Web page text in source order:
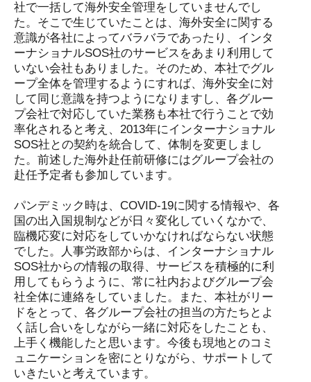
社で一括して海外安全管理をしていませんでし
た。そこで生じていたことは、海外安全に関する
意識が各社によってバラバラであったり、インタ
ーナショナルSOS社のサービスをあまり利用して
いない会社もありました。そのため、本社でグル
ープ全体を管理するようにすれば、海外安全に対
して同じ意識を持つようになりますし、各グルー
プ会社で対応していた業務も本社で行うことで効
率化されると考え、2013年にインターナショナル
SOS社との契約を統合して、体制を変更しまし
た。前述した海外赴任前研修にはグループ会社の
赴任予定者も参加しています。
パンデミック時は、COVID-19に関する情報や、各
国の出入国規制などが日々変化していくなかで、
臨機応変に対応をしていかなければならない状態
でした。人事労政部からは、インターナショナル
SOS社からの情報の取得、サービスを積極的に利
用してもらうように、常に社内およびグループ会
社全体に連絡をしていました。また、本社がリー
ドをとって、各グループ会社の担当の方たちとよ
く話し合いをしながら一緒に対応をしたことも、
上手く機能したと思います。今後も現地とのコミ
ュニケーションを密にとりながら、サポートして
いきたいと考えています。